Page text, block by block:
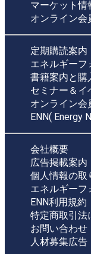
マーケット情
オンライン会
定期購読案内
エネルギーフ
書籍案内と購
セミナー＆イ
オンライン会
ENN( Energy
会社概要
広告掲載案内
個人情報の取
エネルギーフ
ENN利用規約
特定商取引法
お問い合わせ
人材募集広告